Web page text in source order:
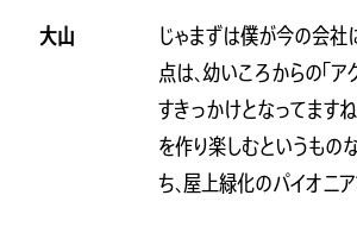
大山
じゃまずは僕が今の会社
点は、幼いころからの「
すきっかけとなってます
を作り楽しむというもの
ち、屋上緑化のパイオニ